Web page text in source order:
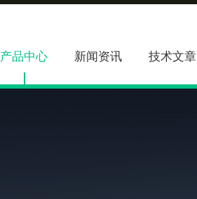
产品中心 新闻资讯 技术文章